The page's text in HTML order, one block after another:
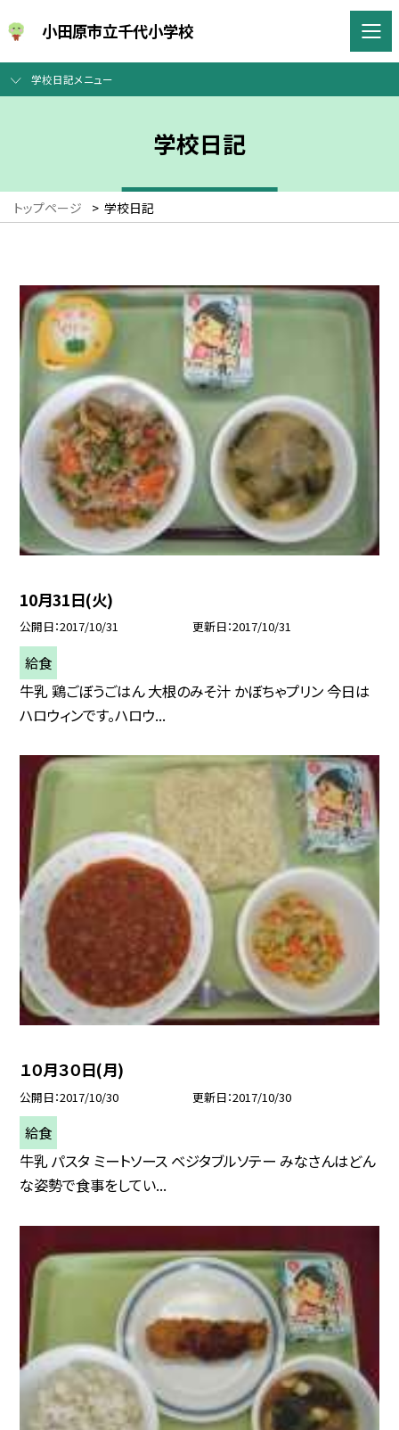
小田原市立千代小学校
学校日記メニュー
学校日記
トップページ > 学校日記
10月31日(火)
公開日 2017/10/31 更新日 2017/10/31
給食
牛乳 鶏ごぼうごはん 大根のみそ汁 かぼちゃプリン 今日は
ハロウィンです。ハロウ...
１０月３０日(月)
公開日 2017/10/30 更新日 2017/10/30
給食
牛乳 パスタ ミートソース ベジタブルソテー みなさんはどん
な姿勢で食事をしてい...